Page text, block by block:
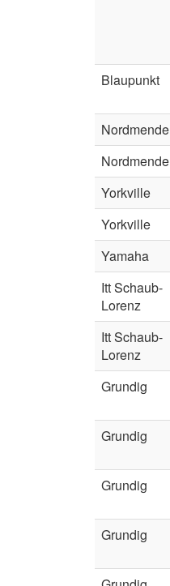
Blaupunkt
Nordmende
Nordmende
Yorkville
Yorkville
Yamaha
Itt Schaub-
Lorenz
Itt Schaub-
Lorenz
Grundig
Grundig
Grundig
Grundig